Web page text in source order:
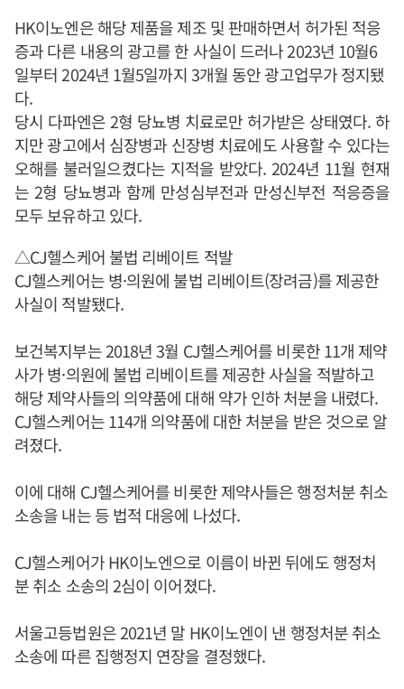
HK이노엔은 해당 제품을 제조 및 판매하면서 허가된 적응
증과 다른 내용의 광고를 한 사실이 드러나 2023년 10월6
일부터 2024년 1월5일까지 3개월 동안 광고업무가 정지됐
다.
당시 다파엔은 2형 당뇨병 치료로만 허가받은 상태였다. 하
지만 광고에서 심장병과 신장병 치료에도 사용할 수 있다는
오해를 불러일으켰다는 지적을 받았다. 2024년 11월 현재
는 2형 당뇨병과 함께 만성심부전과 만성신부전 적응증을
모두 보유하고 있다.
△CJ헬스케어 불법 리베이트 적발
CJ헬스케어는 병·의원에 불법 리베이트(장려금)를 제공한
사실이 적발됐다.
보건복지부는 2018년 3월 CJ헬스케어를 비롯한 11개 제약
사가 병·의원에 불법 리베이트를 제공한 사실을 적발하고
해당 제약사들의 의약품에 대해 약가 인하 처분을 내렸다.
CJ헬스케어는 114개 의약품에 대한 처분을 받은 것으로 알
려졌다.
이에 대해 CJ헬스케어를 비롯한 제약사들은 행정처분 취소
소송을 내는 등 법적 대응에 나섰다.
CJ헬스케어가 HK이노엔으로 이름이 바뀐 뒤에도 행정처
분 취소 소송의 2심이 이어졌다.
서울고등법원은 2021년 말 HK이노엔이 낸 행정처분 취소
소송에 따른 집행정지 연장을 결정했다.